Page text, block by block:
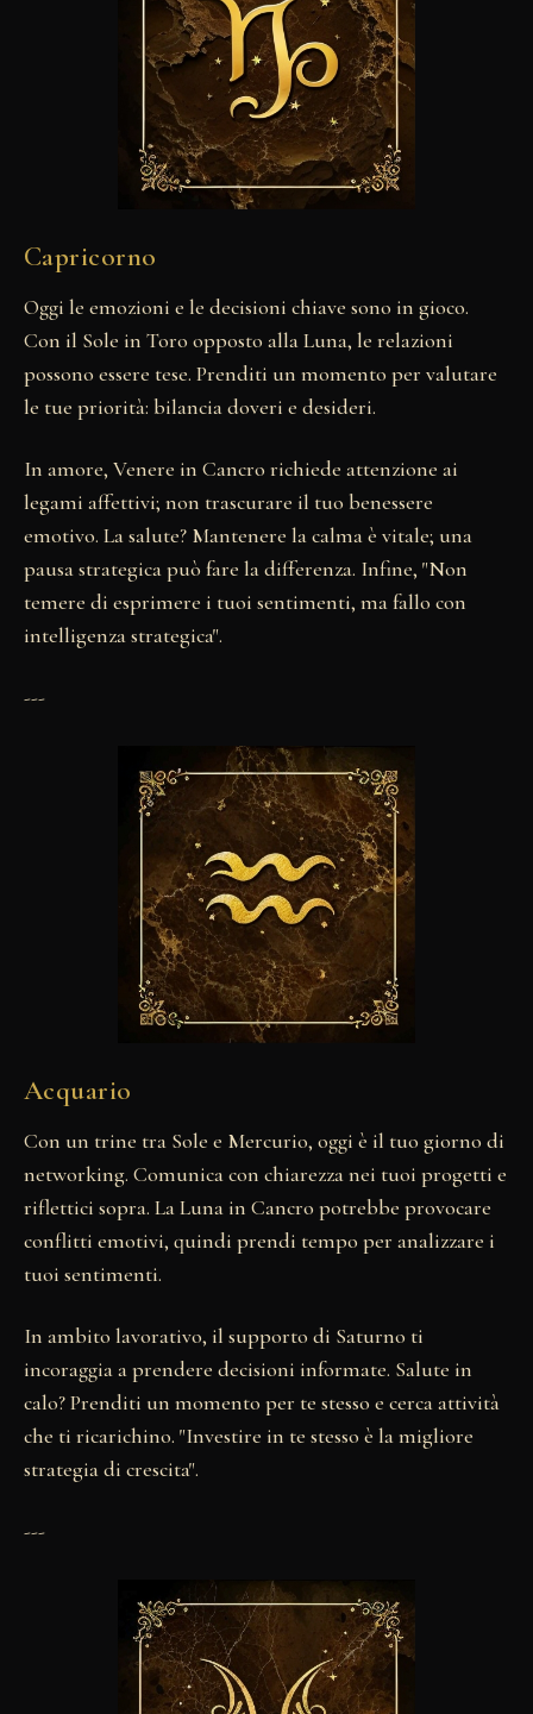
Capricorno
Oggi le emozioni e le decisioni chiave sono in gioco.
Con il Sole in Toro opposto alla Luna, le relazioni
possono essere tese. Prenditi un momento per valutare
le tue priorità: bilancia doveri e desideri.
In amore, Venere in Cancro richiede attenzione ai
legami affettivi; non trascurare il tuo benessere
emotivo. La salute? Mantenere la calma è vitale; una
pausa strategica può fare la differenza. Infine, "Non
temere di esprimere i tuoi sentimenti, ma fallo con
intelligenza strategica".
---
Acquario
Con un trine tra Sole e Mercurio, oggi è il tuo giorno di
networking. Comunica con chiarezza nei tuoi progetti e
riflettici sopra. La Luna in Cancro potrebbe provocare
conflitti emotivi, quindi prendi tempo per analizzare i
tuoi sentimenti.
In ambito lavorativo, il supporto di Saturno ti
incoraggia a prendere decisioni informate. Salute in
calo? Prenditi un momento per te stesso e cerca attività
che ti ricarichino. "Investire in te stesso è la migliore
strategia di crescita".
---